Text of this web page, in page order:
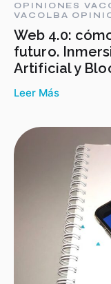
OPINIONES
VACOLBA
Web 4.0:
futuro.
Artificial y
Leer Más